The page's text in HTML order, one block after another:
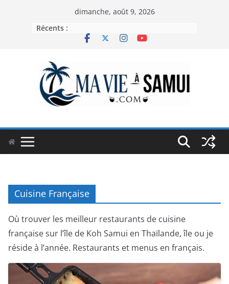
dimanche, août 9, 2026
Récents :
Cuisine Française
Où trouver les meilleur restaurants de cuisine
française sur l’île de Koh Samui en Thaïlande, île ou je
réside à l’année. Restaurants et menus en français.